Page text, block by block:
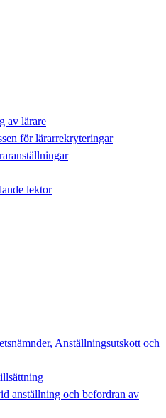
av lärare
för lärarrekryteringar
lektor
Anställningsutskott och
anställning och befordran av